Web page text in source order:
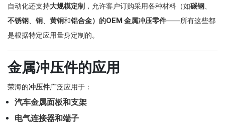
自动化还支持大规模定制 ，允许客户订购采用各种材料（如碳钢、
不锈钢、 铜、 黄铜和铝合金）的OEM 金属冲压零件——所有这些都
是根据特定应用量身定制的。
金属冲压件的应用
荣海的冲压件广泛应用于：
汽车金属面板和支架
电气连接器和端子